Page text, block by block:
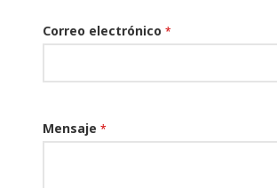
Correo electrónico *
Mensaje *